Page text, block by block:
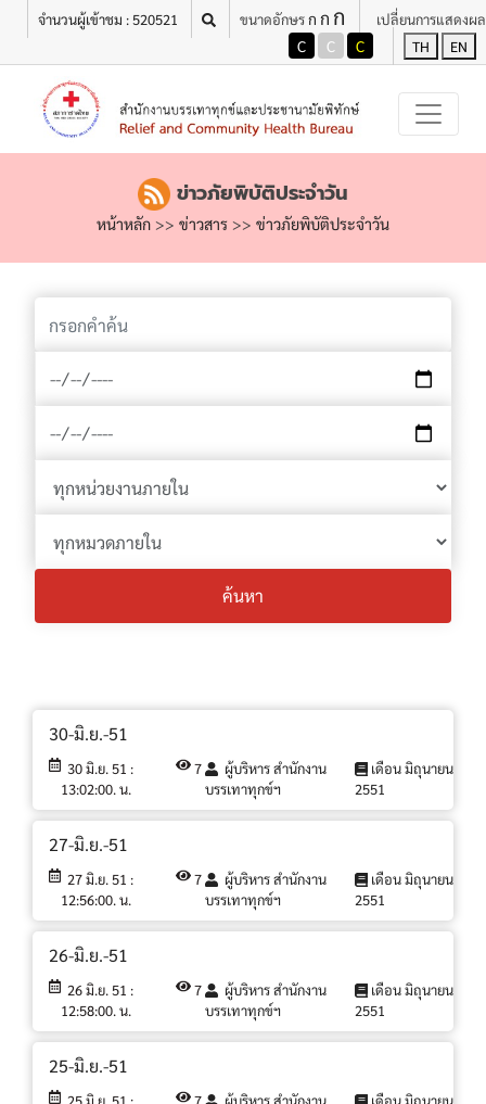
จำนวนผู้เข้าชม : 520521 ขนาดอักษรก ก ก เปลี่ยนการแสดงผล
C C C TH EN
เมนู
ข่าวภัยพิบัติประจำวัน
หน้าหลัก >> ข่าวสาร >> ข่าวภัยพิบัติประจำวัน
ค้นหา
30-มิ.ย.-51
30 มิ.ย. 51 :
13:02:00. น.
7
ผู้บริหาร สำนักงาน
บรรเทาทุกข์ฯ
เดือน มิถุนายน
2551
27-มิ.ย.-51
27 มิ.ย. 51 :
12:56:00. น.
7
ผู้บริหาร สำนักงาน
บรรเทาทุกข์ฯ
เดือน มิถุนายน
2551
26-มิ.ย.-51
26 มิ.ย. 51 :
12:58:00. น.
7
ผู้บริหาร สำนักงาน
บรรเทาทุกข์ฯ
เดือน มิถุนายน
2551
25-มิ.ย.-51
25 มิ.ย. 51 :
7
ผู้บริหาร สำนักงาน
เดือน มิถุนายน